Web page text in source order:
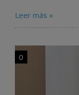
Leer más »
0